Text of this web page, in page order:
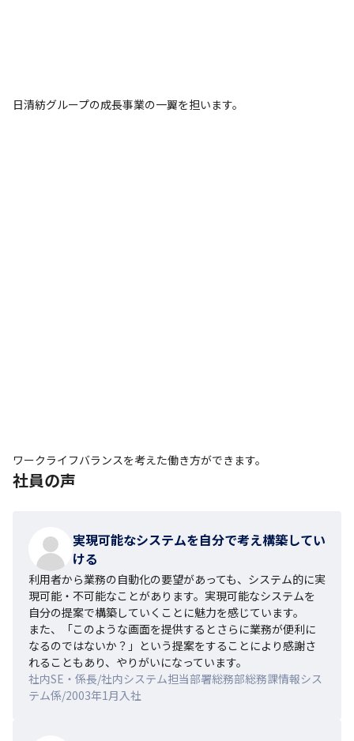
日清紡グループの成長事業の一翼を担います。
ワークライフバランスを考えた働き方ができます。
社員の声
実現可能なシステムを自分で考え構築してい
ける
利用者から業務の自動化の要望があっても、システム的に実
現可能・不可能なことがあります。実現可能なシステムを
自分の提案で構築していくことに魅力を感じています。
また、「このような画面を提供するとさらに業務が便利に
なるのではないか？」という提案をすることにより感謝さ
れることもあり、やりがいになっています。
社内SE・係長/社内システム担当部署総務部総務課情報シス
テム係/2003年1月入社